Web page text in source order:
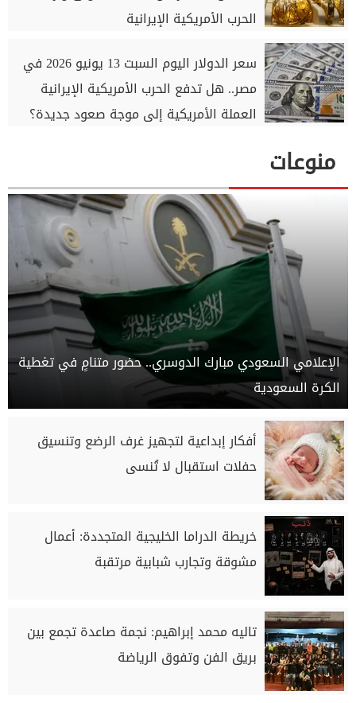
الحرب الأمريكية الإيرانية
سعر الدولار اليوم السبت 13 يونيو 2026 في
مصر.. هل تدفع الحرب الأمريكية الإيرانية
العملة الأمريكية إلى موجة صعود جديدة؟
منوعات
الإعلامي السعودي مبارك الدوسري.. حضور متنامٍ في تغطية
الكرة السعودية
أفكار إبداعية لتجهيز غرف الرضع وتنسيق
حفلات استقبال لا تُنسى
خريطة الدراما الخليجية المتجددة: أعمال
مشوقة وتجارب شبابية مرتقبة
تاليه محمد إبراهيم: نجمة صاعدة تجمع بين
بريق الفن وتفوق الرياضة